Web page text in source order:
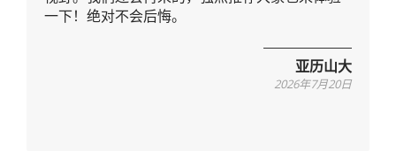
一下！绝对不会后悔。
亚历山大
2026年7月20日